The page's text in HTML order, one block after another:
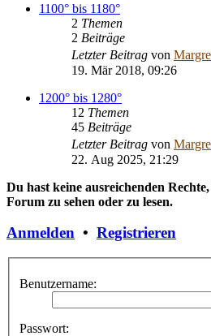
1100° bis 1180°
2 Themen
2 Beiträge
Letzter Beitrag von
19. Mär 2018, 09:26
1200° bis 1280°
12 Themen
45 Beiträge
Letzter Beitrag von
22. Aug 2025, 21:29
Du hast keine ausreichenden
Forum zu sehen oder zu lesen.
Anmelden • Registrieren
Benutzername:
Passwort: